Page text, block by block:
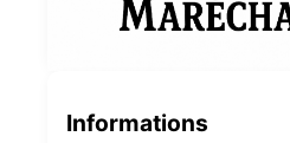
Informations